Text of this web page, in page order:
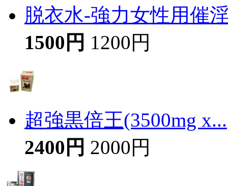
脱衣水-強力女性用催
1500円 1200円
超強黒倍王(3500mg x...
2400円 2000円